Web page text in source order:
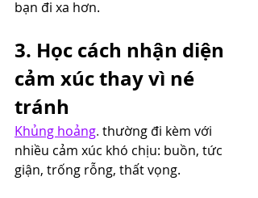
bạn đi xa hơn.
3. Học cách nhận diện
cảm xúc thay vì né
tránh
Khủng hoảng. thường đi kèm với
nhiều cảm xúc khó chịu: buồn, tức
giận, trống rỗng, thất vọng.